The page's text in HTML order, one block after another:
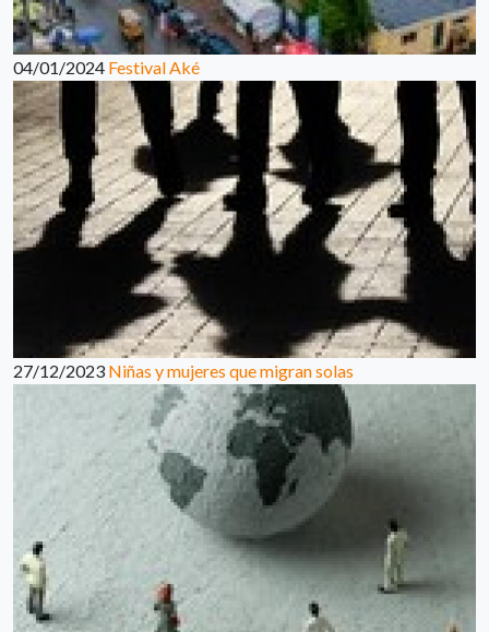
04/01/2024 Festival Aké
27/12/2023 Niñas y mujeres que migran solas